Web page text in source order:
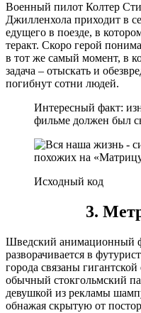
Военный пилот Колтер
Джилленхола приходит в
едущего в поезде, в
теракт. Скоро герой
в тот же самый момент, в
задача – отыскать и
погибнут сотни людей.
Интересный факт:
фильме должен был
Исходный код
3.
Шведский анимационный
разворачивается в
города связаны
обычный стокгольмский
девушкой из рекламы
обнажая скрытую от